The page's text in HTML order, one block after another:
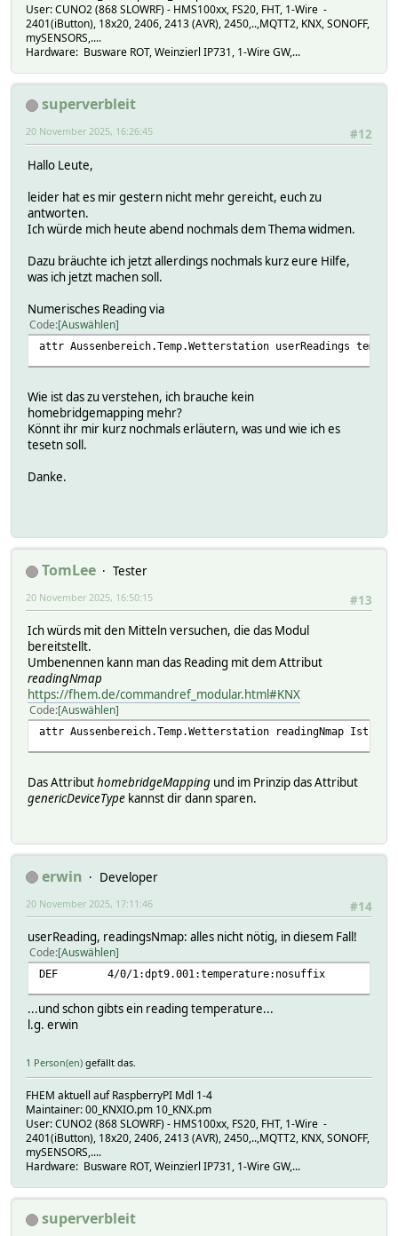
User: CUNO2 (868 SLOWRF) - HMS100xx, FS20, FHT, 1-Wire -
2401(iButton), 18x20, 2406, 2413 (AVR), 2450,..,MQTT2, KNX, SONOFF,
mySENSORS,....
Hardware: Busware ROT, Weinzierl IP731, 1-Wire GW,...
superverbleit
#12
20 November 2025, 16:26:45
Hallo Leute,
leider hat es mir gestern nicht mehr gereicht, euch zu
antworten.
Ich würde mich heute abend nochmals dem Thema widmen.
Dazu bräuchte ich jetzt allerdings nochmals kurz eure Hilfe,
was ich jetzt machen soll.
Numerisches Reading via
Code Auswählen
attr Aussenbereich.Temp.Wetterstation userReadings
Wie ist das zu verstehen, ich brauche kein
homebridgemapping mehr?
Könnt ihr mir kurz nochmals erläutern, was und wie ich es
tesetn soll.
Danke.
TomLee
Tester
#13
20 November 2025, 16:50:15
Ich würds mit den Mitteln versuchen, die das Modul
bereitstellt.
Umbenennen kann man das Reading mit dem Attribut
readingNmap
https://fhem.de/commandref_modular.html#KNX
Code Auswählen
attr Aussenbereich.Temp.Wetterstation readingNmap Ist-
Das AttributhomebridgeMapping und im Prinzip das Attribut
genericDeviceType kannst dir dann sparen.
erwin
Developer
#14
20 November 2025, 17:11:46
userReading, readingsNmap: alles nicht nötig, in diesem Fall!
Code Auswählen
DEF 4/0/1:dpt9.001:temperature:nosuffix
...und schon gibts ein reading temperature...
l.g. erwin
1 Person(en) gefällt das.
FHEM aktuell auf RaspberryPI Mdl 1-4
Maintainer: 00_KNXIO.pm 10_KNX.pm
User: CUNO2 (868 SLOWRF) - HMS100xx, FS20, FHT, 1-Wire -
2401(iButton), 18x20, 2406, 2413 (AVR), 2450,..,MQTT2, KNX, SONOFF,
mySENSORS,....
Hardware: Busware ROT, Weinzierl IP731, 1-Wire GW,...
superverbleit